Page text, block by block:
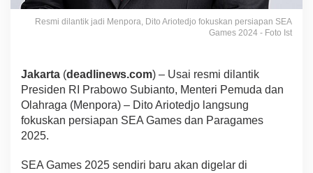
Resmi dilantik jadi Menpora, Dito Ariotedjo fokuskan persiapan SEA
Games 2024 - Foto Ist
Jakarta (deadlinews.com) – Usai resmi dilantik
Presiden RI Prabowo Subianto, Menteri Pemuda dan
Olahraga (Menpora) – Dito Ariotedjo langsung
fokuskan persiapan SEA Games dan Paragames
2025.
SEA Games 2025 sendiri baru akan digelar di